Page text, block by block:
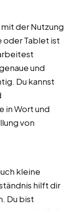
der Nutzung
oder Tablet ist
und
Du kannst
in Wort und
von
kleine
hilft dir
Du bist